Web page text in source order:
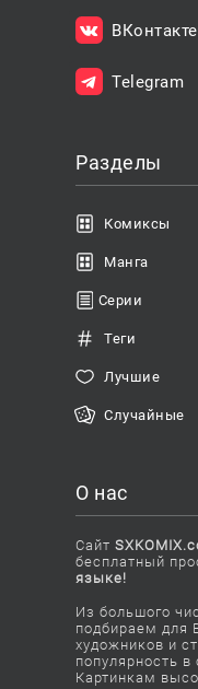
ВКонтакте
Telegram
Разделы
Комиксы
Манга
Серии
Теги
Лучшие
Случайные
О нас
Сайт
бесплатный
языке!
Из большого
подбираем для
художников и
популярность в
Картинкам